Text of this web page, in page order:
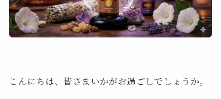
こんにちは、皆さまいかがお過ごしでしょうか。